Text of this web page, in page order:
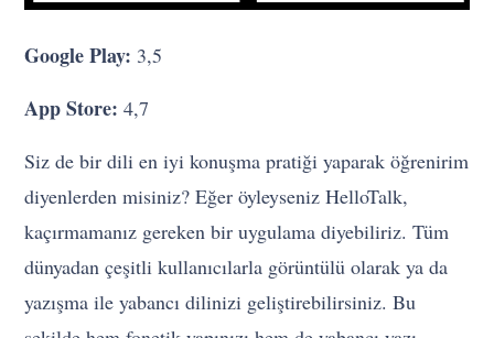
Google Play: 3,5
App Store: 4,7
Siz de bir dili en iyi konuşma pratiği yaparak öğrenirim
diyenlerden misiniz? Eğer öyleyseniz HelloTalk,
kaçırmamanız gereken bir uygulama diyebiliriz. Tüm
dünyadan çeşitli kullanıcılarla görüntülü olarak ya da
yazışma ile yabancı dilinizi geliştirebilirsiniz. Bu